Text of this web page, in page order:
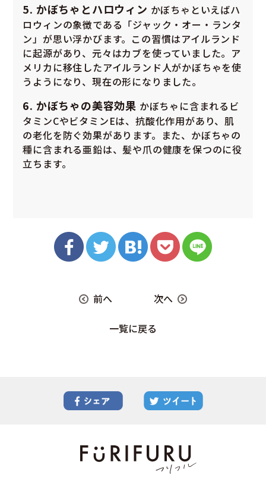
5. かぼちゃとハロウィン かぼちゃといえばハ
ロウィンの象徴である「ジャック・オー・ランタ
ン」が思い浮かびます。この習慣はアイルランド
に起源があり、元々はカブを使っていました。ア
メリカに移住したアイルランド人がかぼちゃを使
うようになり、現在の形になりました。
6. かぼちゃの美容効果 かぼちゃに含まれるビ
タミンCやビタミンEは、抗酸化作用があり、肌
の老化を防ぐ効果があります。また、かぼちゃの
種に含まれる亜鉛は、髪や爪の健康を保つのに役
立ちます。
前へ
一覧に戻る
次へ